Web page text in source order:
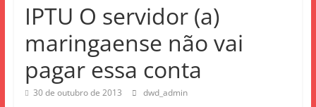
IPTU O servidor (a)
maringaense não vai
pagar essa conta
30 de outubro de 2013 dwd_admin